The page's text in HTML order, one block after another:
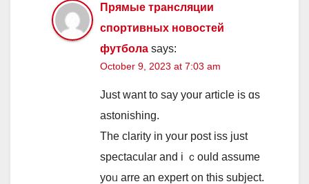
Прямые трансляции
спортивных новостей
футбола says:
October 9, 2023 at 7:03 am
Just want to say yоur article iѕ ɑs
astonishing.
The clarity in yoսr post iss јust
spectacular and i ｃould assume
yoᥙ arre an expert ᧐n thiѕ subject.